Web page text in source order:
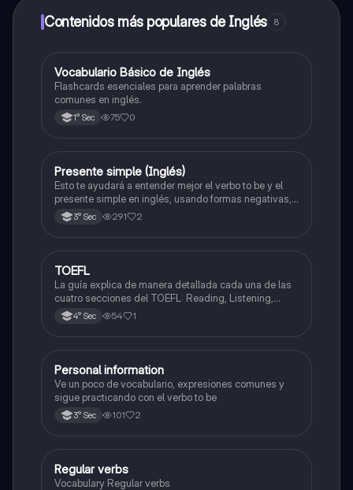
a determinadas funciones.
Contenidos más populares de Inglés 8
VInglés
Vocabulario Básico de Inglés
Flashcards esenciales para aprender palabras
comunes en inglés.
1° Sec 75 0
Inglés
Presente simple (Inglés)
Esto te ayudará a entender mejor el verbo to be y el
presente simple en inglés, usando formas negativas,
positivas e incluso preguntas con las que podrás
entender mejor este idioma <3
3° Sec 291 2
Inglés
TOEFL
La guía explica de manera detallada cada una de las
cuatro secciones del TOEFL: Reading, Listening,
Speaking y Writing, ayudando al estudiante a
comprender cómo funciona el examen, qué se evalúa
4° Sec 54 1
Inglés
Personal information
Ve un poco de vocabulario, expresiones comunes y
sigue practicando con el verbo to be
3° Sec 101 2
Inglés
Regular verbs
Vocabulary Regular verbs